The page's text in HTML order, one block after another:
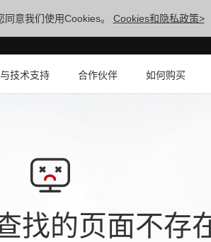
意我们使用Cookies。 Cookies和隐私政策>
技术支持 合作伙伴 如何购买
找的页面不存